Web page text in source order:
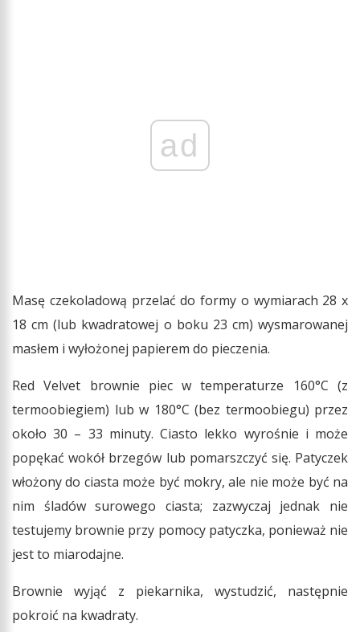
ad
Masę czekoladową przelać do formy o wymiarach 28 x
18 cm (lub kwadratowej o boku 23 cm) wysmarowanej
masłem i wyłożonej papierem do pieczenia.
Red Velvet brownie piec w temperaturze 160°C (z
termoobiegiem) lub w 180°C (bez termoobiegu) przez
około 30 – 33 minuty. Ciasto lekko wyrośnie i może
popękać wokół brzegów lub pomarszczyć się. Patyczek
włożony do ciasta może być mokry, ale nie może być na
nim śladów surowego ciasta; zazwyczaj jednak nie
testujemy brownie przy pomocy patyczka, ponieważ nie
jest to miarodajne.
Brownie wyjąć z piekarnika, wystudzić, następnie
pokroić na kwadraty.